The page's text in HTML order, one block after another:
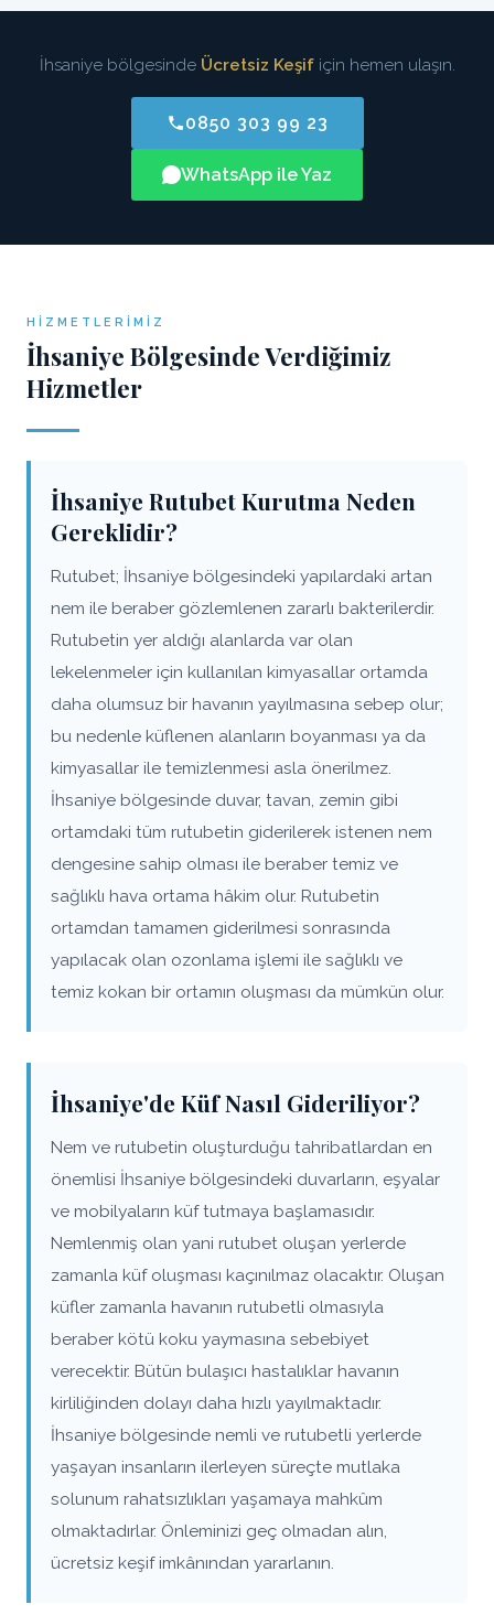
İhsaniye bölgesinde Ücretsiz Keşifiçin hemen ulaşın.
0850 303 99 23
WhatsApp ile Yaz
HIZMETLERIMIZ
İhsaniye Bölgesinde Verdiğimiz
Hizmetler
İhsaniye Rutubet Kurutma Neden
Gereklidir?
Rutubet; İhsaniye bölgesindeki yapılardaki artan
nem ile beraber gözlemlenen zararlı bakterilerdir.
Rutubetin yer aldığı alanlarda var olan
lekelenmeler için kullanılan kimyasallar ortamda
daha olumsuz bir havanın yayılmasına sebep olur;
bu nedenle küflenen alanların boyanması ya da
kimyasallar ile temizlenmesi asla önerilmez.
İhsaniye bölgesinde duvar, tavan, zemin gibi
ortamdaki tüm rutubetin giderilerek istenen nem
dengesine sahip olması ile beraber temiz ve
sağlıklı hava ortama hâkim olur. Rutubetin
ortamdan tamamen giderilmesi sonrasında
yapılacak olan ozonlama işlemi ile sağlıklı ve
temiz kokan bir ortamın oluşması da mümkün olur.
İhsaniye'de Küf Nasıl Gideriliyor?
Nem ve rutubetin oluşturduğu tahribatlardan en
önemlisi İhsaniye bölgesindeki duvarların, eşyalar
ve mobilyaların küf tutmaya başlamasıdır.
Nemlenmiş olan yani rutubet oluşan yerlerde
zamanla küf oluşması kaçınılmaz olacaktır. Oluşan
küfler zamanla havanın rutubetli olmasıyla
beraber kötü koku yaymasına sebebiyet
verecektir. Bütün bulaşıcı hastalıklar havanın
kirliliğinden dolayı daha hızlı yayılmaktadır.
İhsaniye bölgesinde nemli ve rutubetli yerlerde
yaşayan insanların ilerleyen süreçte mutlaka
solunum rahatsızlıkları yaşamaya mahkûm
olmaktadırlar. Önleminizi geç olmadan alın,
ücretsiz keşif imkânından yararlanın.